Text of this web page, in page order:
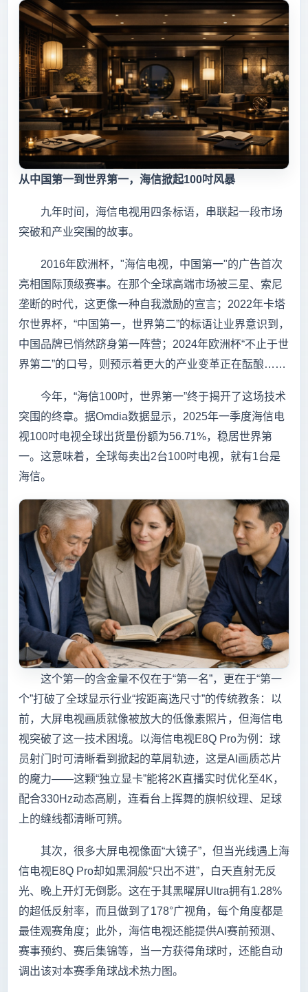
从中国第一到世界第一，海信掀起100吋风暴
九年时间，海信电视用四条标语，串联起一段市场
突破和产业突围的故事。
2016年欧洲杯，"海信电视，中国第一"的广告首次
亮相国际顶级赛事。在那个全球高端市场被三星、索尼
垄断的时代，这更像一种自我激励的宣言；2022年卡塔
尔世界杯，“中国第一，世界第二”的标语让业界意识到，
中国品牌已悄然跻身第一阵营；2024年欧洲杯“不止于世
界第二”的口号，则预示着更大的产业变革正在酝酿……
今年，“海信100吋，世界第一”终于揭开了这场技术
突围的终章。据Omdia数据显示，2025年一季度海信电
视100吋电视全球出货量份额为56.71%，稳居世界第
一。这意味着，全球每卖出2台100吋电视，就有1台是
海信。
这个第一的含金量不仅在于“第一名”，更在于“第一
个”打破了全球显示行业“按距离选尺寸”的传统教条：以
前，大屏电视画质就像被放大的低像素照片，但海信电
视突破了这一技术困境。以海信电视E8Q Pro为例：球
员射门时可清晰看到掀起的草屑轨迹，这是AI画质芯片
的魔力——这颗“独立显卡”能将2K直播实时优化至4K，
配合330Hz动态高刷，连看台上挥舞的旗帜纹理、足球
上的缝线都清晰可辨。
其次，很多大屏电视像面“大镜子”，但当光线遇上海
信电视E8Q Pro却如黑洞般“只出不进”，白天直射无反
光、晚上开灯无倒影。这在于其黑曜屏Ultra拥有1.28%
的超低反射率，而且做到了178°广视角，每个角度都是
最佳观赛角度；此外，海信电视还能提供AI赛前预测、
赛事预约、赛后集锦等，当一方获得角球时，还能自动
调出该对本赛季角球战术热力图。